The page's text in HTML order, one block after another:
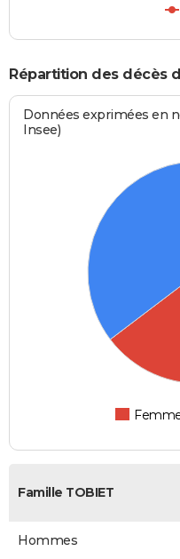
Répartition des décès
Données exprimées en
Insee)
Famille TOBIET
Hommes